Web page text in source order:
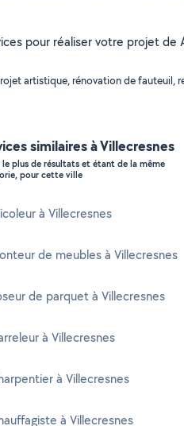
pour réaliser votre projet de
artistique, rénovation de fauteuil,
similaires à Villecresnes
le plus de résultats et étant de la même
pour cette ville
à Villecresnes
de meubles à Villecresnes
de parquet à Villecresnes
à Villecresnes
à Villecresnes
à Villecresnes